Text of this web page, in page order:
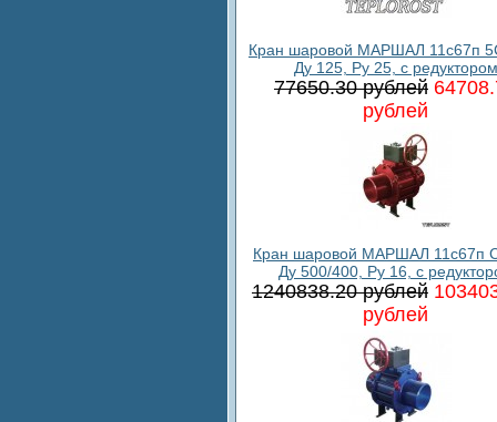
Кран шаровой МАРШАЛ 11с67п
Ду 125, Ру 25, с редуктором
77650.30 рублей
рублей
Кран шаровой МАРШАЛ 11с67п
Ду 500/400, Ру 16, с
1240838.20 рублей
рублей